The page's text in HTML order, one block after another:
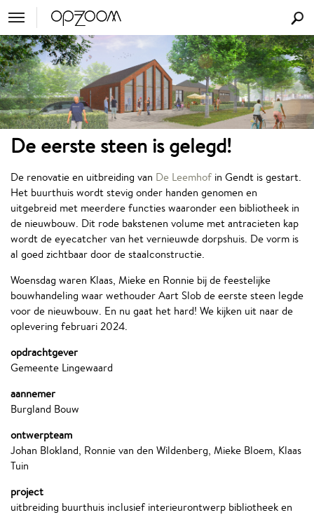
De eerste steen is gelegd!
De renovatie en uitbreiding van De Leemhof in Gendt is gestart.
Het buurthuis wordt stevig onder handen genomen en
uitgebreid met meerdere functies waaronder een bibliotheek in
de nieuwbouw. Dit rode bakstenen volume met antracieten kap
wordt de eyecatcher van het vernieuwde dorpshuis. De vorm is
al goed zichtbaar door de staalconstructie.
Woensdag waren Klaas, Mieke en Ronnie bij de feestelijke
bouwhandeling waar wethouder Aart Slob de eerste steen legde
voor de nieuwbouw. En nu gaat het hard! We kijken uit naar de
oplevering februari 2024.
opdrachtgever
Gemeente Lingewaard
aannemer
Burgland Bouw
ontwerpteam
Johan Blokland, Ronnie van den Wildenberg, Mieke Bloem, Klaas
Tuin
project
uitbreiding buurthuis inclusief interieurontwerp bibliotheek en